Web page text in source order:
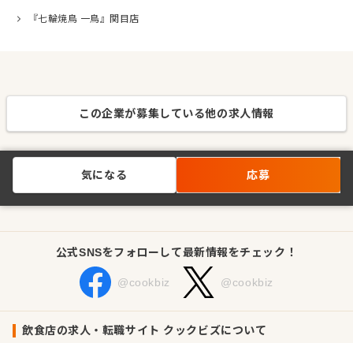
『七輪焼鳥 一鳥』関目店
この企業が募集している他の求人情報
気になる 応募
公式SNSをフォローして最新情報をチェック！
@cookbiz @cookbiz
飲食店の求人・転職サイト クックビズについて